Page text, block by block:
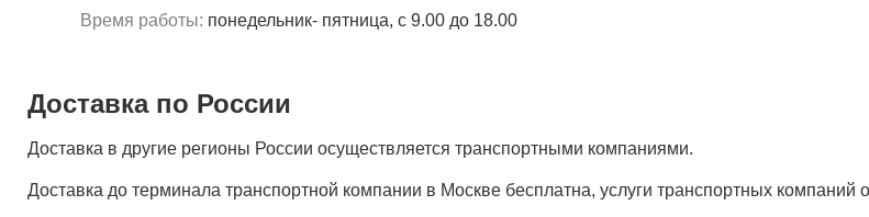
Время работы: понедельник- пятница, с 9.00 до 18.00
Доставка по России
Доставка в другие регионы России осуществляется транспортными компаниями.
Доставка до терминала транспортной компании в Москве бесплатна, услуги транспортных компаний